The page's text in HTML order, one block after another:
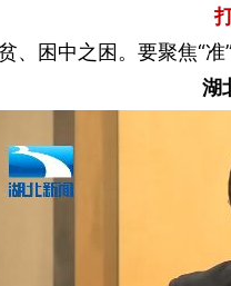
困中之困。要聚焦“准
湖